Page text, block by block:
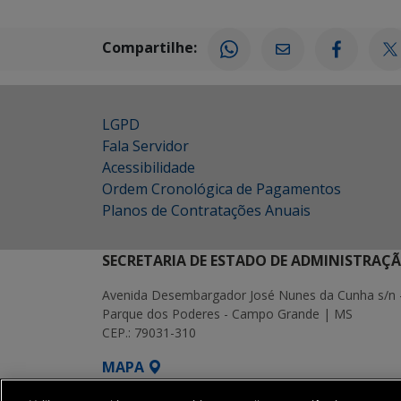
Compartilhe:
LGPD
Fala Servidor
Acessibilidade
Ordem Cronológica de Pagamentos
Planos de Contratações Anuais
SECRETARIA DE ESTADO DE
Avenida Desembargador José Nunes da Cunha s/n
Parque dos Poderes - Campo Grande | MS
CEP.: 79031-310
MAPA